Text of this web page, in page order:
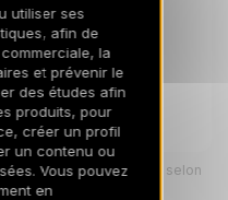
ajusté en page suivante selon
utiliser ses
afin de
la
et prévenir le
des études afin
produits, pour
créer un profil
un contenu ou
Vous pouvez
en